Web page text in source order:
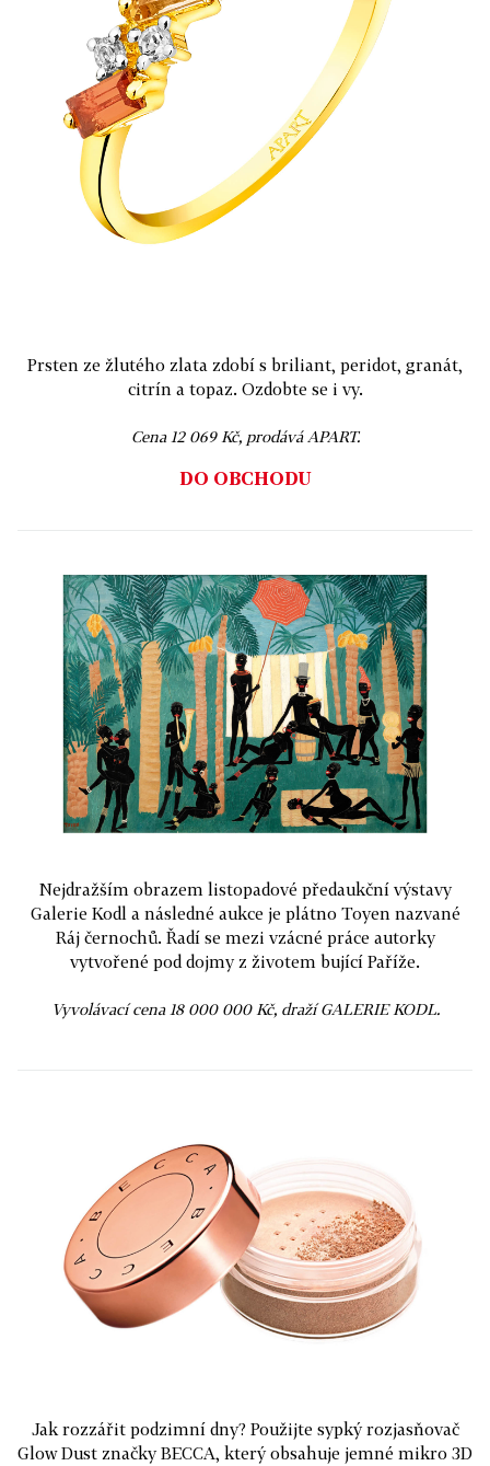
Prsten ze žlutého zlata zdobí s briliant, peridot, granát,
citrín a topaz. Ozdobte se i vy.
Cena 12 069 Kč, prodává APART.
DO OBCHODU
Nejdražším obrazem listopadové předaukční výstavy
Galerie Kodl a následné aukce je plátno Toyen nazvané
Ráj černochů. Řadí se mezi vzácné práce autorky
vytvořené pod dojmy z životem bující Paříže.
Vyvolávací cena 18 000 000 Kč, draží GALERIE KODL.
Jak rozzářit podzimní dny? Použijte sypký rozjasňovač
Glow Dust značky BECCA, který obsahuje jemné mikro 3D